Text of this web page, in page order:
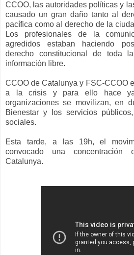
CCOO, las autoridades políticas y
causado un gran daño tanto al
pacífica como al derecho de la
Los profesionales de la
agredidos estaban haciendo
derecho constitucional de toda
información libre.
CCOO de Catalunya y FSC-CCOO
a la crisis y para ello hace
organizaciones se movilizan, en
Bienestar y los servicios
sociales.
Esta tarde, a las 19h, el
convocado una
Catalunya.